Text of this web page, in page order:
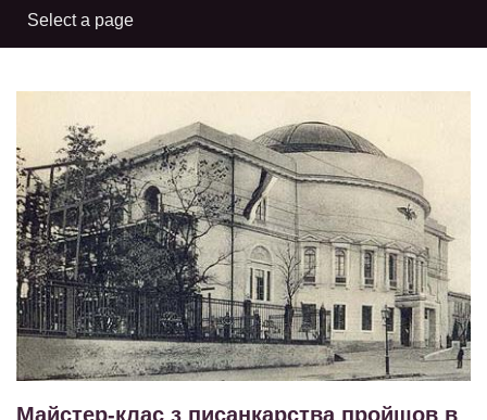
Майстер-клас з писанкарства пройшов в